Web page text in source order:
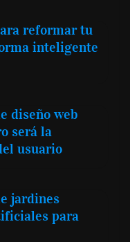
reformar tu
inteligente
diseño web
será la
usuario
jardines
para